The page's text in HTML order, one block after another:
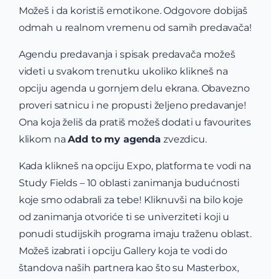
Možeš i da koristiš emotikone. Odgovore dobijaš
odmah u realnom vremenu od samih predavača!
Agendu predavanja i spisak predavača možeš
videti u svakom trenutku ukoliko klikneš na
opciju agenda u gornjem delu ekrana. Obavezno
proveri satnicu i ne propusti željeno predavanje!
Ona koja želiš da pratiš možeš dodati u favourites
klikom naAdd to my agenda zvezdicu.
Kada klikneš na opciju Expo, platforma te vodi na
Study Fields – 10 oblasti zanimanja budućnosti
koje smo odabrali za tebe! Kliknuvši na bilo koje
od zanimanja otvoriće ti se univerziteti koji u
ponudi studijskih programa imaju traženu oblast.
Možeš izabrati i opciju Gallery koja te vodi do
štandova naših partnera kao što su Masterbox,